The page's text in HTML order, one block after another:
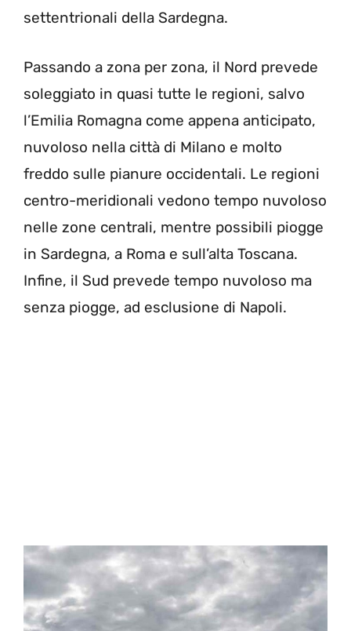
settentrionali della Sardegna.
Passando a zona per zona, il Nord prevede
soleggiato in quasi tutte le regioni, salvo
l’Emilia Romagna come appena anticipato,
nuvoloso nella città di Milano e molto
freddo sulle pianure occidentali. Le regioni
centro-meridionali vedono tempo nuvoloso
nelle zone centrali, mentre possibili piogge
in Sardegna, a Roma e sull’alta Toscana.
Infine, il Sud prevede tempo nuvoloso ma
senza piogge, ad esclusione di Napoli.